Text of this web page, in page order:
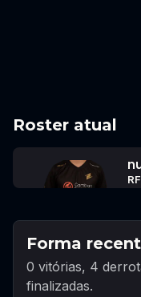
Roster atual
Forma
0 vitórias, 4
finalizadas.